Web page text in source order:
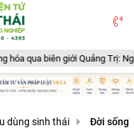
Trị: Nguy cơ an toàn sinh
dùng sinh thái Đời sống